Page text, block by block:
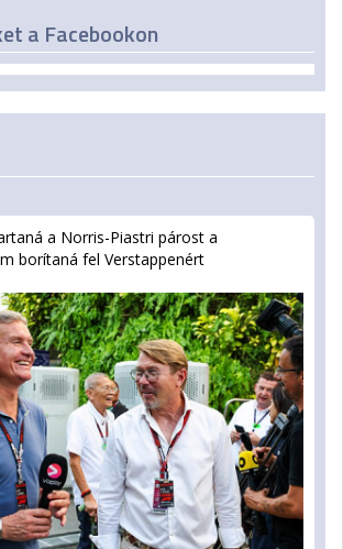
a Facebookon
a Norris-Piastri párost a
borítaná fel Verstappenért